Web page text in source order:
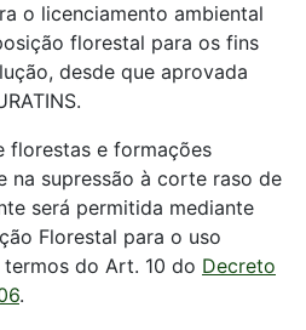
o licenciamento ambiental
florestal para os fins
desde que aprovada
florestas e formações
na supressão à corte raso de
será permitida mediante
Florestal para o uso
do Art. 10 do Decreto
.